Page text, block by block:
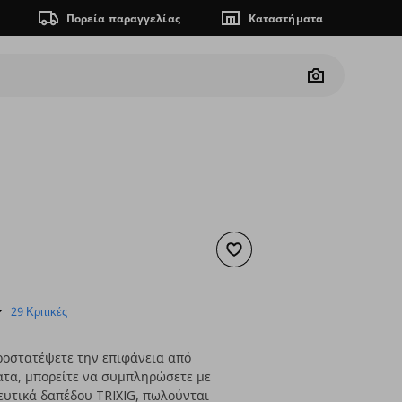
Πορεία παραγγελίας Καταστήματα
Camera
Προσθήκη στα αγαπημένα
τιμή
4.829 Κριτικές
την επιφάνεια από
μπορείτε να συμπληρώσετε με
δαπέδου TRIXIG, πωλούνται